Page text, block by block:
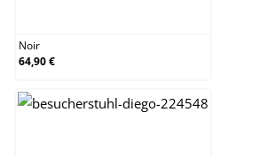
Noir
64,90 €